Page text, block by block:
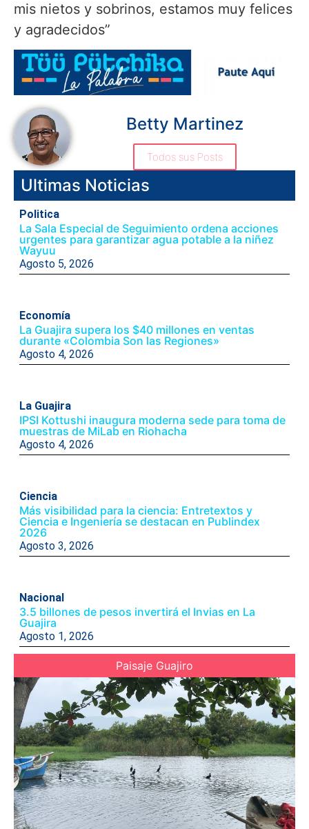
mis nietos y sobrinos, estamos muy felices
y agradecidos”
Betty Martinez
Todos sus Posts
Ultimas Noticias
Politica
La Sala Especial de Seguimiento ordena acciones
urgentes para garantizar agua potable a la niñez
Wayuu
Agosto 5, 2026
Economía
La Guajira supera los $40 millones en ventas
durante «Colombia Son las Regiones»
Agosto 4, 2026
La Guajira
IPSI Kottushi inaugura moderna sede para toma de
muestras de MiLab en Riohacha
Agosto 4, 2026
Ciencia
Más visibilidad para la ciencia: Entretextos y
Ciencia e Ingeniería se destacan en Publindex
2026
Agosto 3, 2026
Nacional
3.5 billones de pesos invertirá el Invias en La
Guajira
Agosto 1, 2026
Paisaje Guajiro